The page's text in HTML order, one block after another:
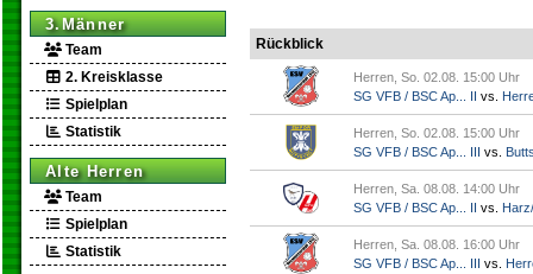
3.Männer
Team
2. Kreisklasse
Spielplan
Statistik
Alte Herren
Team
Spielplan
Statistik
Rückblick
Herren, So. 02.08. 15:00 Uhr
SG VFB / BSC Ap... II vs.
Herren, So. 02.08. 15:00 Uhr
SG VFB / BSC Ap... III vs.
Herren, Sa. 08.08. 14:00 Uhr
SG VFB / BSC Ap... II vs.
Herren, Sa. 08.08. 16:00 Uhr
SG VFB / BSC Ap... III vs.